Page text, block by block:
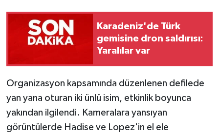
Karadeniz'de Türk
gemisine dron saldırısı:
Yaralılar var
Organizasyon kapsamında düzenlenen defilede
yan yana oturan iki ünlü isim, etkinlik boyunca
yakından ilgilendi. Kameralara yansıyan
görüntülerde Hadise ve Lopez'in el ele